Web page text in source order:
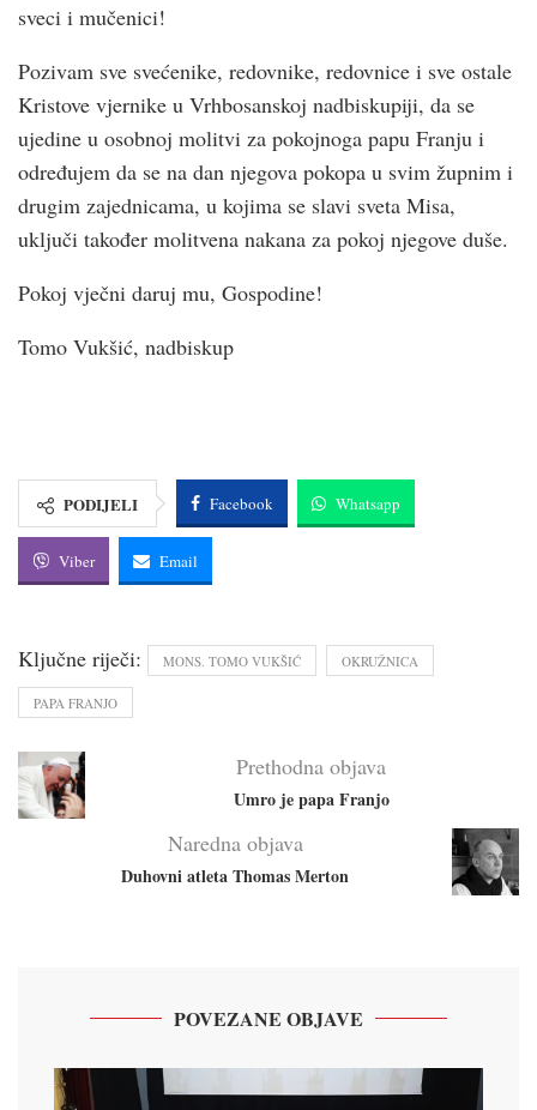
sveci i mučenici!
Pozivam sve svećenike, redovnike, redovnice i sve ostale
Kristove vjernike u Vrhbosanskoj nadbiskupiji, da se
ujedine u osobnoj molitvi za pokojnoga papu Franju i
određujem da se na dan njegova pokopa u svim župnim i
drugim zajednicama, u kojima se slavi sveta Misa,
uključi također molitvena nakana za pokoj njegove duše.
Pokoj vječni daruj mu, Gospodine!
Tomo Vukšić, nadbiskup
PODIJELI Facebook Whatsapp
Viber Email
Ključne riječi: MONS. TOMO VUKŠIĆ OKRUŽNICA
PAPA FRANJO
Prethodna objava
Umro je papa Franjo
Naredna objava
Duhovni atleta Thomas Merton
POVEZANE OBJAVE